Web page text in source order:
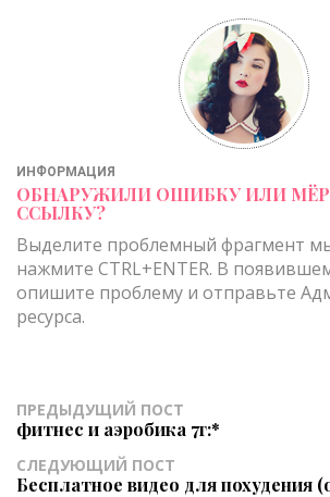
ИНФОРМАЦИЯ
ОБНАРУЖИЛИ ОШИБКУ ИЛИ
ССЫЛКУ?
Выделите проблемный фрагмент
нажмите CTRL+ENTER. В
опишите проблему и отправьте
ресурса.
ПРЕДЫДУЩИЙ ПОСТ
фитнес и аэробика 7г:*
СЛЕДУЮЩИЙ ПОСТ
Бесплатное видео для похудения